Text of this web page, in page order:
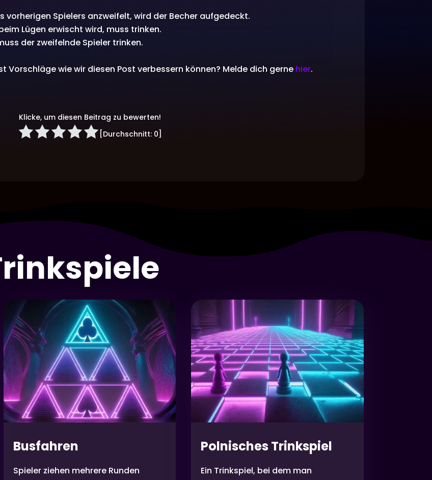
vorherigen Spielers anzweifelt, wird der Becher aufgedeckt.
Lügen erwischt wird, muss trinken.
der zweifelnde Spieler trinken.
Vorschläge wie wir diesen Post verbessern können? Melde dich gerne hier.
Klicke, um diesen Beitrag zu bewerten!
[Durchschnitt: 0]
Busfahren
Spieler ziehen mehrere Runden
Polnisches Trinkspiel
Ein Trinkspiel, bei dem man